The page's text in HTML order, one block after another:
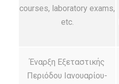
courses, laboratory exams,
etc.
Έναρξη Εξεταστικής
Περιόδου Ιανουαρίου-